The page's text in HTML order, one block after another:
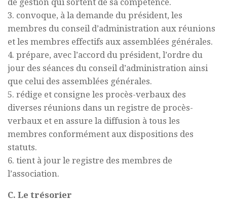
3. convoque, à la demande du président, les
membres du conseil d’administration aux réunions
et les membres effectifs aux assemblées générales.
4. prépare, avec l’accord du président, l’ordre du
jour des séances du conseil d’administration ainsi
que celui des assemblées générales.
5. rédige et consigne les procès-verbaux des
diverses réunions dans un registre de procès-
verbaux et en assure la diffusion à tous les
membres conformément aux dispositions des
statuts.
6. tient à jour le registre des membres de
l’association.
C. Le trésorier